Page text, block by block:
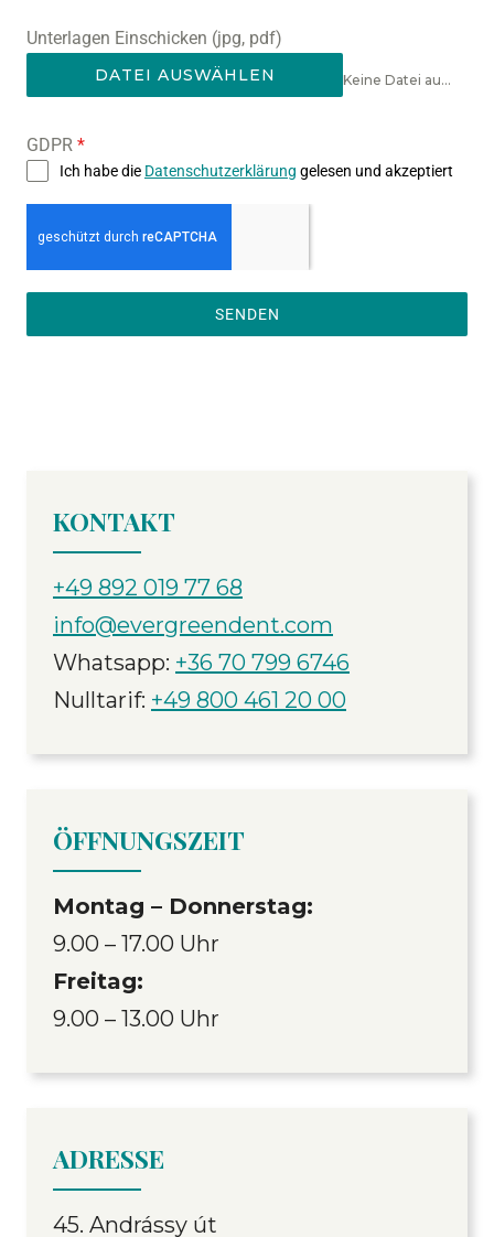
Unterlagen Einschicken (jpg, pdf)
DATEI AUSWÄHLEN Keine Datei ausgewählt
GDPR *
Ich habe die Datenschutzerklärung gelesen und akzeptiert
SENDEN
KONTAKT
+49 892 019 77 68
info@evergreendent.com
Whatsapp: +36 70 799 6746
Nulltarif: +49 800 461 20 00
ÖFFNUNGSZEIT
Montag – Donnerstag:
9.00 – 17.00 Uhr
Freitag:
9.00 – 13.00 Uhr
ADRESSE
45. Andrássy út